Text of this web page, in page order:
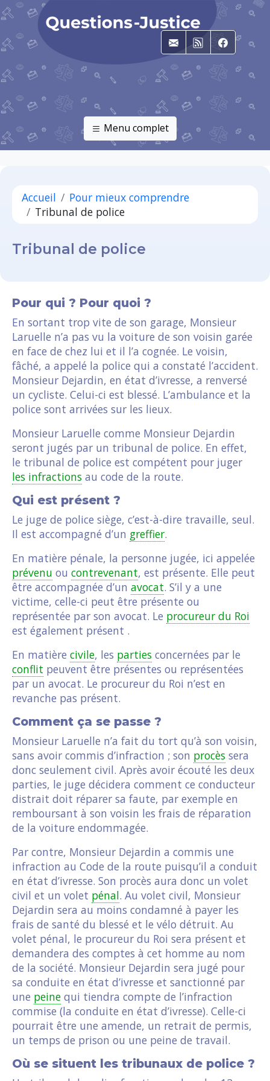
E-mailRSS
Menu complet
Accueil
Pour mieux comprendre
Tribunal de police
Tribunal de police
Pour qui ? Pour quoi ?
En sortant trop vite de son garage, Monsieur
Laruelle n’a pas vu la voiture de son voisin garée
en face de chez lui et il l’a cognée. Le voisin,
fâché, a appelé la police qui a constaté l’accident.
Monsieur Dejardin, en état d’ivresse, a renversé
un cycliste. Celui-ci est blessé. L’ambulance et la
police sont arrivées sur les lieux.
Monsieur Laruelle comme Monsieur Dejardin
seront jugés par un tribunal de police. En effet,
le tribunal de police est compétent pour juger
les infractions au code de la route.
Qui est présent ?
Le juge de police siège, c’est-à-dire travaille, seul.
Il est accompagné d’un greffier.
En matière pénale, la personne jugée, ici appelée
prévenu ou contrevenant, est présente. Elle peut
être accompagnée d’un avocat. S’il y a une
victime, celle-ci peut être présente ou
représentée par son avocat. Le procureur du Roi
est également présent .
En matière civile, les parties concernées par le
conflit peuvent être présentes ou représentées
par un avocat. Le procureur du Roi n’est en
revanche pas présent.
Comment ça se passe ?
Monsieur Laruelle n’a fait du tort qu’à son voisin,
sans avoir commis d’infraction ; son procès sera
donc seulement civil. Après avoir écouté les deux
parties, le juge décidera comment ce conducteur
distrait doit réparer sa faute, par exemple en
remboursant à son voisin les frais de réparation
de la voiture endommagée.
Par contre, Monsieur Dejardin a commis une
infraction au Code de la route puisqu’il a conduit
en état d’ivresse. Son procès aura donc un volet
civil et un volet pénal. Au volet civil, Monsieur
Dejardin sera au moins condamné à payer les
frais de santé du blessé et le vélo détruit. Au
volet pénal, le procureur du Roi sera présent et
demandera des comptes à cet homme au nom
de la société. Monsieur Dejardin sera jugé pour
sa conduite en état d’ivresse et sanctionné par
une peine qui tiendra compte de l’infraction
commise (la conduite en état d’ivresse). Celle-ci
pourrait être une amende, un retrait de permis,
un temps de prison ou une peine de travail.
Où se situent les tribunaux de police ?